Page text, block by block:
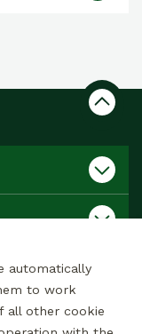
automatically
to work
all other cookie